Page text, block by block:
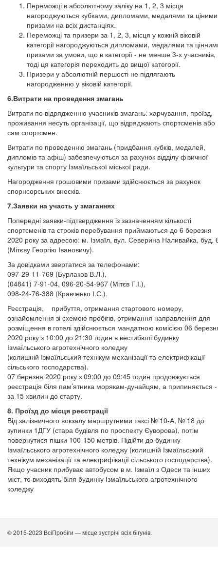
Переможці в абсолютному заліку на 1, 2, 3 місця
нагороджуються кубками, дипломами, медалями та ціними
призами на всіх дистанціях.
Переможці та призери за 1, 2, 3, місця у кожній віковій
категорії нагороджуються дипломами, медалями та
призами за умови, що в категорії - не менше 3-х учасників,
тоді ця категорія переходить до вищої категорії.
Призери у абсолютній першості не підлягають
нагородженню у віковій категорії.
6.Витрати на проведення змагань
Витрати по відрядженню учасників змагань: харчування, проїзд,
проживання несуть організації, що відряджають спортсменів або
сам спортсмен.
Витрати по проведенню змагань (придбання кубків, медалей,
дипломів та афіш) забезпечуються за рахунок відділу фізичної
культури та спорту Ізмаїльської міської ради.
Нагородження грошовими призами здійснюється за рахунок
спорнсорських внесків.
7.Заявки на участь у змаганнях
Попередні заявки-підтвердження із зазначенням кількості
спортсменів та строків перебування приймаються до 6 березня
2020 року за адресою: м. Ізмаїл, вул. Северина Наливайка, буд.
(Мітєву Георгію Івановичу).
За довідками звертатися за телефонами:
097-29-11-769 (Бурлаков В.Л.),
(04841) 7-91-04, 096-20-54-967 (Мітєв Г.І.),
098-24-76-388 (Кравченко І.С.).
Реєстрація, прибуття, отримання стартового номеру,
ознайомлення зі схемою пробігів, отримання направлення для
розміщення в готелі здійснюється мандатною комісією 06
2020 року з 10:00 до 21:30 годин в вестибюлі будинку
Ізмаїльського агротехнічного коледжу
(колишній Ізмаїльський технікум механізації та електрифікації
сільського господарства).
07 березня 2020 року з 09:00 до 09:45 годин продовжується
реєстрація біля пам’ятника морякам-дунайцям, а припиняється -
за 15 хвилин до старту.
8. Проїзд до місця реєстрації
Від залізничного вокзалу маршрутними таксі № 10-А, № 18 до
зупинки 1ДГУ (стара будівля по проспекту Єуворова), потім
повернутися пішки 100-150 метрів. Підійти до будинку
Ізмаїльського агротехнічного коледжу (колишній Ізмаїльський
технікум механізації та електрифікації сільського господарства).
Якщо учасник прибуває автобусом в м. Ізмаїл з Одеси та інших
міст, то виходять біля будинку Ізмаїльського агротехнічного
коледжу
© 2015-2023 ВсіПробіги — місце зустрічі всіх бігунів.